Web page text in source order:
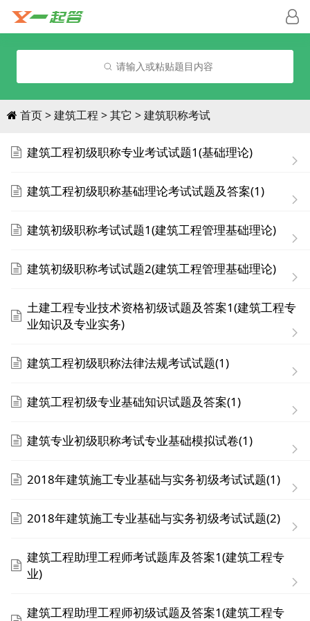
请输入或粘贴题目内容
首页 建筑工程 其它 建筑职称考试
建筑工程初级职称专业考试试题1(基础理论)
建筑工程初级职称基础理论考试试题及答案(1)
建筑初级职称考试试题1(建筑工程管理基础理论)
建筑初级职称考试试题2(建筑工程管理基础理论)
土建工程专业技术资格初级试题及答案1(建筑工程专
业知识及专业实务)
建筑工程初级职称法律法规考试试题(1)
建筑工程初级专业基础知识试题及答案(1)
建筑专业初级职称考试专业基础模拟试卷(1)
2018年建筑施工专业基础与实务初级考试试题(1)
2018年建筑施工专业基础与实务初级考试试题(2)
建筑工程助理工程师考试题库及答案1(建筑工程专
业)
建筑工程助理工程师初级试题及答案1(建筑工程专